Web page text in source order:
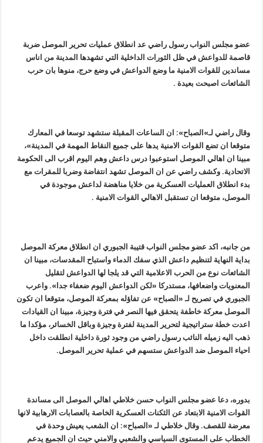
عضو مجلس النواب رسول راضي عد انطلاق عمليات تحرير الموصل ضربة
قاصمة للدواعش في ظل الثورات الداخلية التي تشهدها المدينة من اناس
مساندين للقوات الامنية ما وضع الدواعش في وضع حرج، منوها بان حرب
الشائعات اصبحت بعيدة .
وقال راضي لـ»الصباح»: ان الساعات المقبلة ستشهد توسعا في المعارك
متوقعا ان تضع القوات الامنية يدها على جميع النقاط المهمة في المدينة»،
مبينا ان اهالي الموصل استوعبوا درس داعش وهم اليوم اقرب الى الحكومة
الاتحادية. وكشف راضي عن ان الموصل تشهد انتفاضة وضربا للمقرات مع
بدء انطلاق العمليات العسكرية من خلايا مناهضة لداعش موجودة في
الموصل، متوقعا ان تستقبل الاهالي القوات الامنية .
من جانبه، اكد عضو مجلس النواب قتيبة الجبوري ان انطلاق معركة الموصل
بداية النهاية لتنظيم داعش الذي سفك الدماء واستباح المقدسات، مبينا ان
الشائعات نوع من الحرب الاعلامية التي قد يلجا لها الدواعش لتقليل
المعنويات واضعافها، مستدركا «لكن الدواعش اليوم ضعفاء جدا». واعرب
الجبوري في تصريح لـ «الصباح» عن تفاؤله بمعركة الموصل، متوقعا ان تكون
الموصل معركة خاطفة يتحقق فيها النصر في فترة وجيزة، مبينا ان القيادات
اعدت خطة ستراتيجية لتحرير المدينة لفترة وجيزة وباقل الخسائر، مؤكدا ما
ذهب اليه زميله النائب رسول راضي من وجود ثورة داخلية انطلقت داخل
احياء الموصل ضد الدواعش ستسهم في عملية تحرير الموصل.
بدوره، دعا عضو مجلس النواب حسن خلاطي اهالي الموصل الى مساندة
القوات الامنية الابتعاد عن الثكنات العسكرية الخاصة بالعصابات الارهابية لانها
معرضة للقصف. وقال خلاطي لـ «الصباح»: ان الشعب يعيش وحدة في
الخطاب على المستوى السياسي والشعبي والامني حيث ان الجميع يدعم